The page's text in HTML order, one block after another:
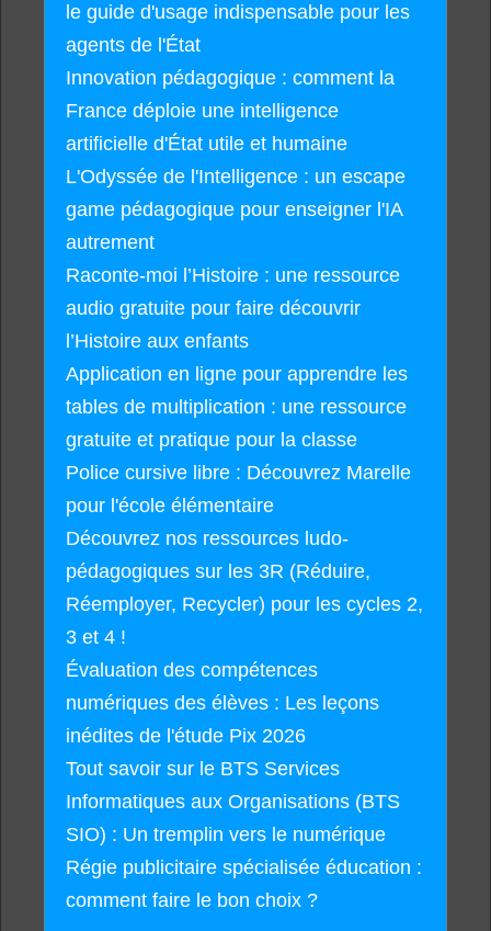
le guide d'usage indispensable pour les
agents de l'État
Innovation pédagogique : comment la
France déploie une intelligence
artificielle d'État utile et humaine
L'Odyssée de l'Intelligence : un escape
game pédagogique pour enseigner l'IA
autrement
Raconte-moi l’Histoire : une ressource
audio gratuite pour faire découvrir
l’Histoire aux enfants
Application en ligne pour apprendre les
tables de multiplication : une ressource
gratuite et pratique pour la classe
Police cursive libre : Découvrez Marelle
pour l'école élémentaire
Découvrez nos ressources ludo-
pédagogiques sur les 3R (Réduire,
Réemployer, Recycler) pour les cycles 2,
3 et 4 !
Évaluation des compétences
numériques des élèves : Les leçons
inédites de l'étude Pix 2026
Tout savoir sur le BTS Services
Informatiques aux Organisations (BTS
SIO) : Un tremplin vers le numérique
Régie publicitaire spécialisée éducation :
comment faire le bon choix ?